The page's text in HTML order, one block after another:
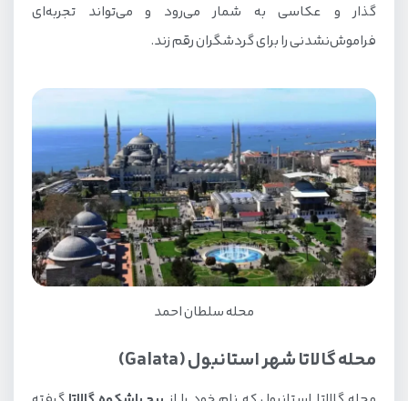
گذار و عکاسی به شمار می‌رود و می‌تواند تجربه‌ای
فراموش‌نشدنی را برای گردشگران رقم زند.
محله سلطان احمد
محله گالاتا شهر استانبول (Galata)